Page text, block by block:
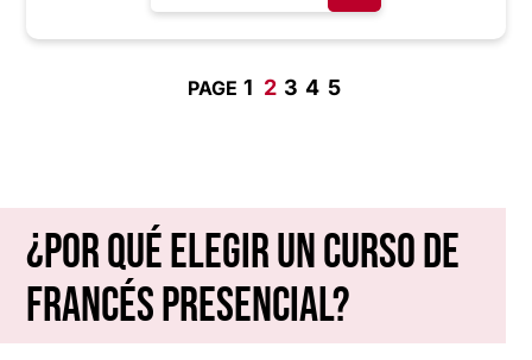
1 2 3 4 5
¿Por qué elegir un curso de
francés presencial?